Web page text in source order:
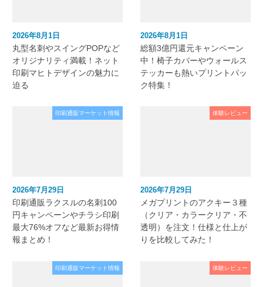
2026年8月1日
丸型名刺やスイングPOPなど
オリジナリティ満載！ネット
印刷マヒトデザインの魅力に
迫る
2026年8月1日
総額3億円還元キャンペーン
中！椅子カバーやウォールス
テッカーも熱いプリントパッ
ク特集！
印刷通販マーケット情報
2026年7月29日
印刷通販ラクスルの名刺100
円キャンペーンやチラシ印刷
最大76%オフなど最新お得情
報まとめ！
体験レビュー
2026年7月29日
メガプリントのアクキー３種
（クリア・カラークリア・不
透明）を注文！仕様と仕上が
りを比較してみた！
印刷通販マーケット情報 体験レビュー